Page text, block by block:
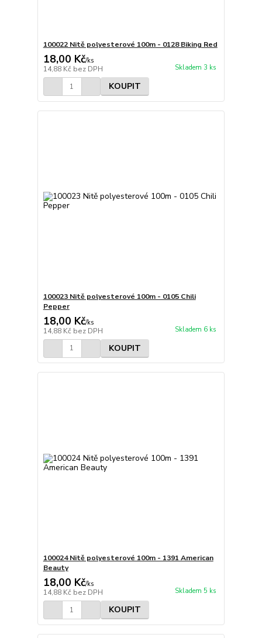
100022 Nitě polyesterové 100m - 0128 Biking Red
18,00 Kč/ks
14,88 Kč bez DPH Skladem 3 ks
KOUPIT
100023 Nitě polyesterové 100m - 0105 Chili
Pepper
18,00 Kč/ks
14,88 Kč bez DPH Skladem 6 ks
KOUPIT
100024 Nitě polyesterové 100m - 1391 American
Beauty
18,00 Kč/ks
14,88 Kč bez DPH Skladem 5 ks
KOUPIT